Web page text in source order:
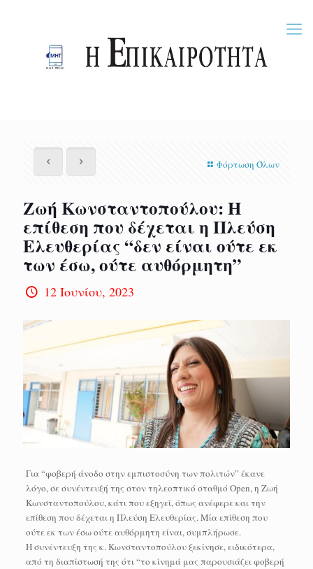
Φόρτωση Όλων
Ζωή Κωνσταντοπούλου: Η
επίθεση που δέχεται η Πλεύση
Ελευθερίας “δεν είναι ούτε εκ
των έσω, ούτε αυθόρμητη”
12 Ιουνίου, 2023
Για “φοβερή άνοδο στην εμπιστοσύνη των πολιτών” έκανε
λόγο, σε συνέντευξή της στον τηλεοπτικό σταθμό Open, η Ζωή
Κωνσταντοπούλου, κάτι που εξηγεί, όπως ανέφερε και την
επίθεση που δέχεται η Πλεύση Ελευθερίας. Μία επίθεση που
ούτε εκ των έσω ούτε αυθόρμητη είναι, συμπλήρωσε.
Η συνέντευξη της κ. Κωνσταντοπούλου ξεκίνησε, ειδικότερα,
από τη διαπίστωσή της ότι “το κίνημά μας παρουσιάζει φοβερή